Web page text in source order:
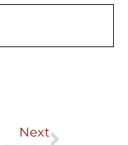
NextNext